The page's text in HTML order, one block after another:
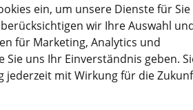
ein, um unsere Dienste für Sie
wir Ihre Auswahl
für Marketing, Analytics und
Sie uns Ihr Einverständnis geben.
jederzeit mit Wirkung für die